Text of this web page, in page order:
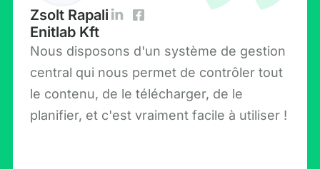
Zsolt Rapali
Enitlab Kft
Nous disposons d'un système de gestion
central qui nous permet de contrôler tout
le contenu, de le télécharger, de le
planifier, et c'est vraiment facile à utiliser !